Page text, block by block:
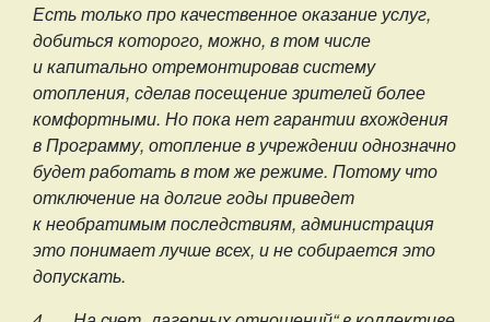
Есть только про качественное оказание услуг,
добиться которого, можно, в том числе
и капитально отремонтировав систему
отопления, сделав посещение зрителей более
комфортными. Но пока нет гарантии вхождения
в Программу, отопление в учреждении однозначно
будет работать в том же режиме. Потому что
отключение на долгие годы приведет
к необратимым последствиям, администрация
это понимает лучше всех, и не собирается это
допускать.